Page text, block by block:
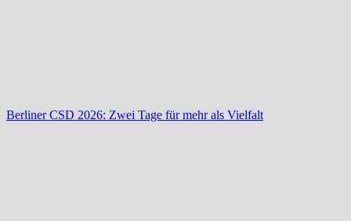
Berliner CSD 2026: Zwei Tage für mehr als Vielfalt